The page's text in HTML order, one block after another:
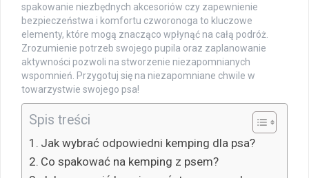
spakowanie niezbędnych akcesoriów czy zapewnienie
bezpieczeństwa i komfortu czworonoga to kluczowe
elementy, które mogą znacząco wpłynąć na całą podróż.
Zrozumienie potrzeb swojego pupila oraz zaplanowanie
aktywności pozwoli na stworzenie niezapomnianych
wspomnień. Przygotuj się na niezapomniane chwile w
towarzystwie swojego psa!
Spis treści
Jak wybrać odpowiedni kemping dla psa?
Co spakować na kemping z psem?